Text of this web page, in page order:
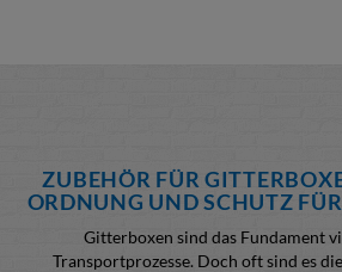
ZUBEHÖR FÜR
ORDNUNG UND SCHUTZ
Gitterboxen sind das Fundament
Transportprozesse. Doch oft sind es